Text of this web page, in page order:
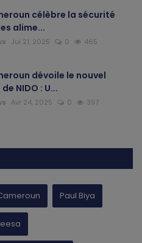
célèbre la sécurité
alime...
Jui 21, 2025 0 465
dévoile le nouvel
NIDO : U...
Avr 24, 2025 0 397
Paul Biya